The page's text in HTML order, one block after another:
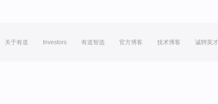
关于有道 Investors 有道智选 官方博客 技术博客 诚聘英才